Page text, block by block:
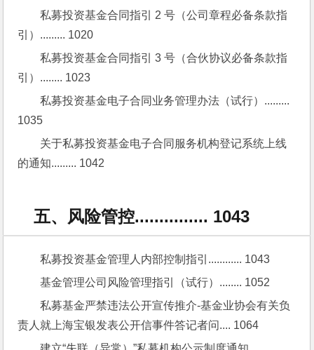
私募投资基金合同指引 2 号（公司章程必备条款指
引）......... 1020
私募投资基金合同指引 3 号（合伙协议必备条款指
引）........ 1023
私募投资基金电子合同业务管理办法（试行）.........
1035
关于私募投资基金电子合同服务机构登记系统上线
的通知......... 1042
五、风险管控............... 1043
私募投资基金管理人内部控制指引............ 1043
基金管理公司风险管理指引（试行）........ 1052
私募基金严禁违法公开宣传推介-基金业协会有关负
责人就上海宝银发表公开信事件答记者问.... 1064